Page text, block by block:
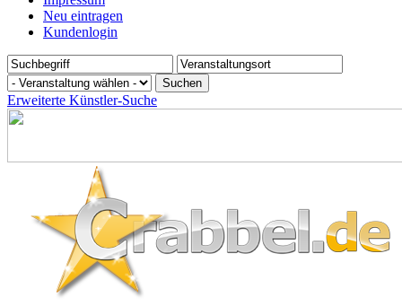
Neu eintragen
Kundenlogin
Erweiterte Künstler-Suche